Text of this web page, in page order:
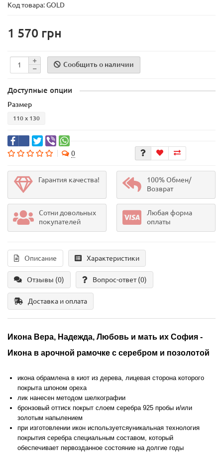
Код товара:GOLD
1 570 грн
Сообщить о наличии
Доступные опции
Размер
110 х 130
0
Гарантия качества!
100% Обмен/
Возврат
Сотни довольных
покупателей
Любая форма
оплаты
Описание Характеристики
Отзывы (0) Вопрос-ответ(0)
Доставка и оплата
Икона Вера, Надежда, Любовь и мать их София -
Икона в арочной рамочке с серебром и позолотой
икона обрамлена в киот из дерева, лицевая сторона которого
покрыта шпоном ореха
лик нанесен методом шелкографии
бронзовый оттиск покрыт слоем серебра 925 пробы и/или
золотым напылением
при изготовлении икон используетсяуникальная технология
покрытия серебраспециальным составом, который
обеспечивает первозданное состояние на долгие годы